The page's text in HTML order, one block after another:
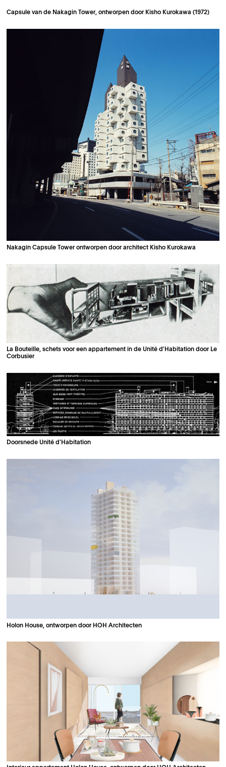
Capsule van de Nakagin Tower, ontworpen door Kisho Kurokawa (1972)
Nakagin Capsule Tower ontworpen door architect Kisho Kurokawa
La Bouteille, schets voor een appartement in de Unité d'Habitation door Le
Corbusier
Doorsnede Unité d'Habitation
Holon House, ontworpen door HOH Architecten